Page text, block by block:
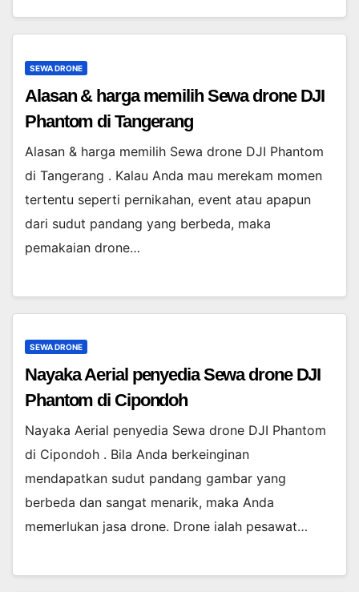
SEWA DRONE
Alasan & harga memilih Sewa drone DJI
Phantom di Tangerang
Alasan & harga memilih Sewa drone DJI Phantom
di Tangerang . Kalau Anda mau merekam momen
tertentu seperti pernikahan, event atau apapun
dari sudut pandang yang berbeda, maka
pemakaian drone…
SEWA DRONE
Nayaka Aerial penyedia Sewa drone DJI
Phantom di Cipondoh
Nayaka Aerial penyedia Sewa drone DJI Phantom
di Cipondoh . Bila Anda berkeinginan
mendapatkan sudut pandang gambar yang
berbeda dan sangat menarik, maka Anda
memerlukan jasa drone. Drone ialah pesawat…